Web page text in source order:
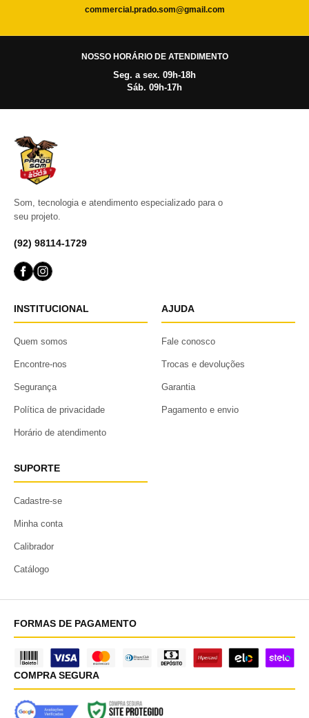
commercial.prado.som@gmail.com
NOSSO HORÁRIO DE ATENDIMENTO
Seg. a sex. 09h-18h
Sáb. 09h-17h
Som, tecnologia e atendimento especializado para o
seu projeto.
(92) 98114-1729
INSTITUCIONAL
Quem somos
Encontre-nos
Segurança
Política de privacidade
Horário de atendimento
AJUDA
Fale conosco
Trocas e devoluções
Garantia
Pagamento e envio
SUPORTE
Cadastre-se
Minha conta
Calibrador
Catálogo
FORMAS DE PAGAMENTO
COMPRA SEGURA